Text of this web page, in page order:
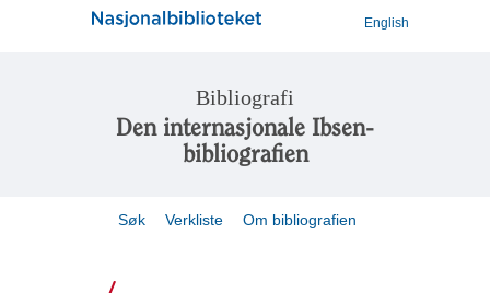
English
Bibliografi
Den internasjonale Ibsen-
bibliografien
Søk Verkliste Om bibliografien